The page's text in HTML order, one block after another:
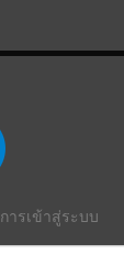
ารเข้าสู่ระบบ